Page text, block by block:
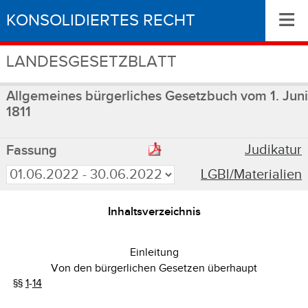
KONSOLIDIERTES RECHT
LANDESGESETZBLATT
≡
Allgemeines bürgerliches Gesetzbuch vom 1. Juni
1811
Fassung
Judikatur
LGBl/Materialien